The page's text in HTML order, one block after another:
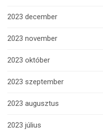
2023 december
2023 november
2023 október
2023 szeptember
2023 augusztus
2023 július